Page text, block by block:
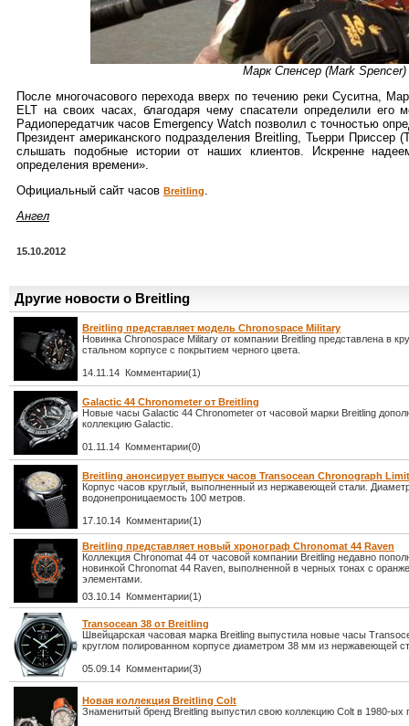
Марк Спенсер (Mark
После многочасового перехода вверх по течению реки Суситна,
ELT на своих часах, благодаря чему спасатели определили его
Радиопередатчик часов Emergency Watch позволил с точностью
Президент американского подразделения Breitling, Тьерри
слышать подобные истории от наших клиентов. Искренне
определения времени».
Официальный сайт часов Breitling.
Ангел
15.10.2012
Другие новости о Breitling
Breitling представляет модель Chronospace Military
Новинка Chronospace Military от компании Breitling представлена в
стальном корпусе с покрытием черного цвета.
14.11.14 Комментарии(1)
Galactic 44 Chronometer от Breitling
Новые часы Galactic 44 Chronometer от часовой марки Breitling
коллекцию Galactic.
01.11.14 Комментарии(0)
Breitling анонсирует выпуск часов Transocean Chronograph
Корпус часов круглый, выполненный из нержавеющей стали.
водонепроницаемость 100 метров.
17.10.14 Комментарии(1)
Breitling представляет новый хронограф Chronomat 44 Raven
Коллекция Chronomat 44 от часовой компании Breitling недавно
новинкой Chronomat 44 Raven, выполненной в черных тонах с
элементами.
03.10.14 Комментарии(1)
Transocean 38 от Breitling
Швейцарская часовая марка Breitling выпустила новые часы
круглом полированном корпусе диаметром 38 мм из нержавеющей
05.09.14 Комментарии(3)
Новая коллекция Breitling Colt
Знаменитый бренд Breitling выпустил свою коллекцию Colt в 1980-ых